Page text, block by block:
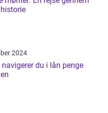
2024
du i lån penge